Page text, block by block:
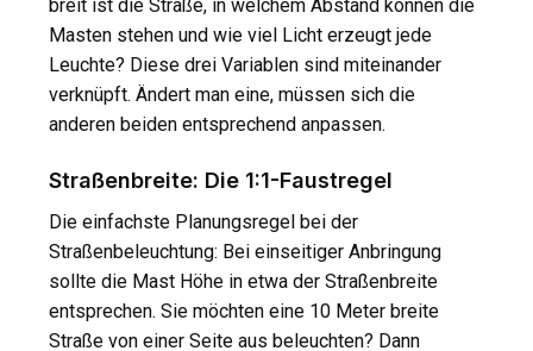
breit ist die Straße, in welchem Abstand können die
Masten stehen und wie viel Licht erzeugt jede
Leuchte? Diese drei Variablen sind miteinander
verknüpft. Ändert man eine, müssen sich die
anderen beiden entsprechend anpassen.
Straßenbreite: Die 1:1-Faustregel
Die einfachste Planungsregel bei der
Straßenbeleuchtung: Bei einseitiger Anbringung
sollte die Mast Höhe in etwa der Straßenbreite
entsprechen. Sie möchten eine 10 Meter breite
Straße von einer Seite aus beleuchten? Dann